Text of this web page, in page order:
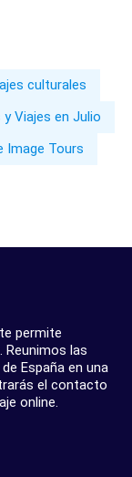
culturales
Viajes en Julio
Image Tours
permite
las
España en una
el contacto
online.